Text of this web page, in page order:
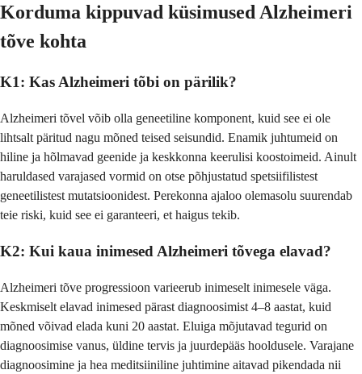
Korduma kippuvad küsimused Alzheimeri
tõve kohta
K1: Kas Alzheimeri tõbi on pärilik?
Alzheimeri tõvel võib olla geneetiline komponent, kuid see ei ole
lihtsalt päritud nagu mõned teised seisundid. Enamik juhtumeid on
hiline ja hõlmavad geenide ja keskkonna keerulisi koostoimeid. Ainult
haruldased varajased vormid on otse põhjustatud spetsiifilistest
geneetilistest mutatsioonidest. Perekonna ajaloo olemasolu suurendab
teie riski, kuid see ei garanteeri, et haigus tekib.
K2: Kui kaua inimesed Alzheimeri tõvega elavad?
Alzheimeri tõve progressioon varieerub inimeselt inimesele väga.
Keskmiselt elavad inimesed pärast diagnoosimist 4–8 aastat, kuid
mõned võivad elada kuni 20 aastat. Eluiga mõjutavad tegurid on
diagnoosimise vanus, üldine tervis ja juurdepääs hooldusele. Varajane
diagnoosimine ja hea meditsiiniline juhtimine aitavad pikendada nii